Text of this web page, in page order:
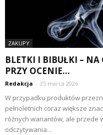
ZAKUPY
BLETKI I BIBUŁKI – NA
PRZY OCENIE...
Redakcja - 25 marca 2026
W przypadku produktów
pełnoletnich coraz większe
różnych wariantów, ale przede
odczytywania...